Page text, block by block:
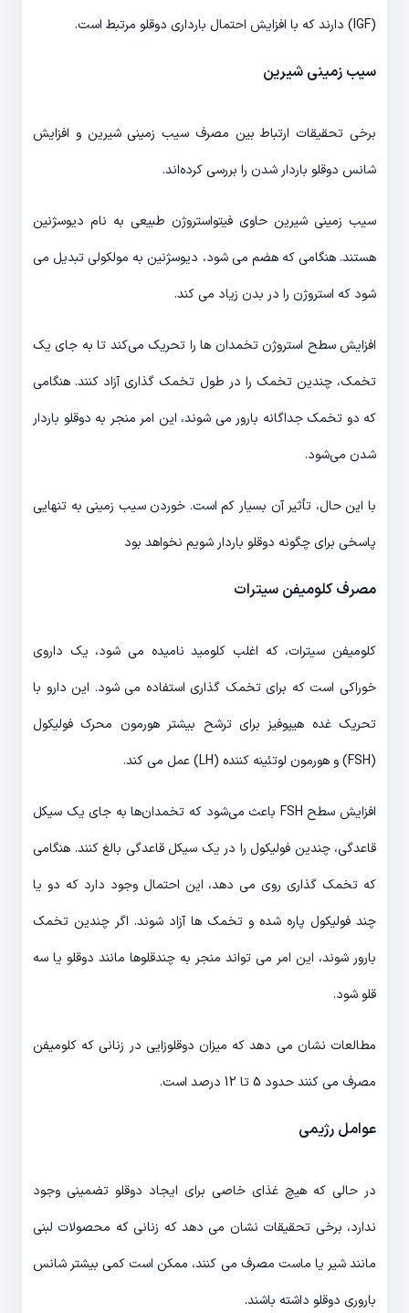
(IGF) دارند که با افزایش احتمال بارداری دوقلو مرتبط است.
سیب زمینی شیرین
برخی تحقیقات ارتباط بین مصرف سیب زمینی شیرین و افزایش
شانس دوقلو باردار شدن را بررسی کرده‌اند.
سیب زمینی شیرین حاوی فیتواستروژن طبیعی به نام دیوسژنین
هستند. هنگامی که هضم می شود، دیوسژنین به مولکولی تبدیل می
شود که استروژن را در بدن زیاد می کند.
افزایش سطح استروژن تخمدان ها را تحریک می‌کند تا به جای یک
تخمک، چندین تخمک را در طول تخمک گذاری آزاد کنند. هنگامی
که دو تخمک جداگانه بارور می شوند، این امر منجر به دوقلو باردار
شدن می‌شود.
با این حال، تأثیر آن بسیار کم است. خوردن سیب زمینی به تنهایی
پاسخی برای چگونه دوقلو باردار شویم نخواهد بود
مصرف کلومیفن سیترات
کلومیفن سیترات، که اغلب کلومید نامیده می شود، یک داروی
خوراکی است که برای تخمک گذاری استفاده می شود. این دارو با
تحریک غده هیپوفیز برای ترشح بیشتر هورمون محرک فولیکول
(FSH) و هورمون لوتئینه کننده (LH) عمل می کند.
افزایش سطح FSH باعث می‌شود که تخمدان‌ها به جای یک سیکل
قاعدگی، چندین فولیکول را در یک سیکل قاعدگی بالغ کنند. هنگامی
که تخمک گذاری روی می دهد، این احتمال وجود دارد که دو یا
چند فولیکول پاره شده و تخمک ها آزاد شوند. اگر چندین تخمک
بارور شوند، این امر می تواند منجر به چندقلوها مانند دوقلو یا سه
قلو شود.
مطالعات نشان می دهد که میزان دوقلوزایی در زنانی که کلومیفن
مصرف می کنند حدود 5 تا 12 درصد است.
عوامل رژیمی
در حالی که هیچ غذای خاصی برای ایجاد دوقلو تضمینی وجود
ندارد، برخی تحقیقات نشان می دهد که زنانی که محصولات لبنی
مانند شیر یا ماست مصرف می کنند، ممکن است کمی بیشتر شانس
باروری دوقلو داشته باشند.